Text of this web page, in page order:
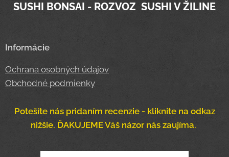
SUSHI BONSAI - ROZVOZ SUSHI V ŽILINE
Informácie
Ochrana osobných údajov
Obchodné podmienky
Potešíte nás pridaním recenzie - kliknite na odkaz
nižšie. ĎAKUJEME Váš názor nás zaujíma.